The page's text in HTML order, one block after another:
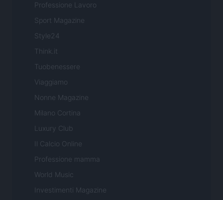
Professione Lavoro
Sport Magazine
Style24
Think.it
Tuobenessere
Viaggiamo
Nonne Magazine
Milano Cortina
Luxury Club
Il Calcio Online
Professione mamma
World Music
Investimenti Magazine